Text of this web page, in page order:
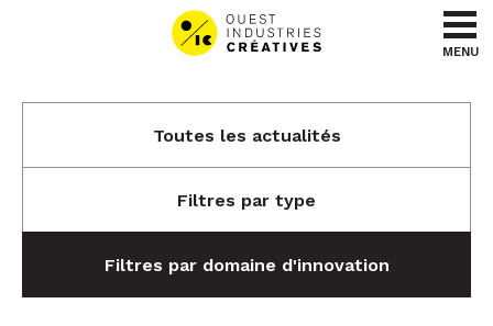
Aller au menu
Aller au contenu
MENU
Toutes les actualités
Filtres par type
Filtres par domaine d'innovation